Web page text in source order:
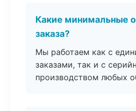
Какие минимальные
заказа?
Мы работаем как с
заказами, так и с
производством любых